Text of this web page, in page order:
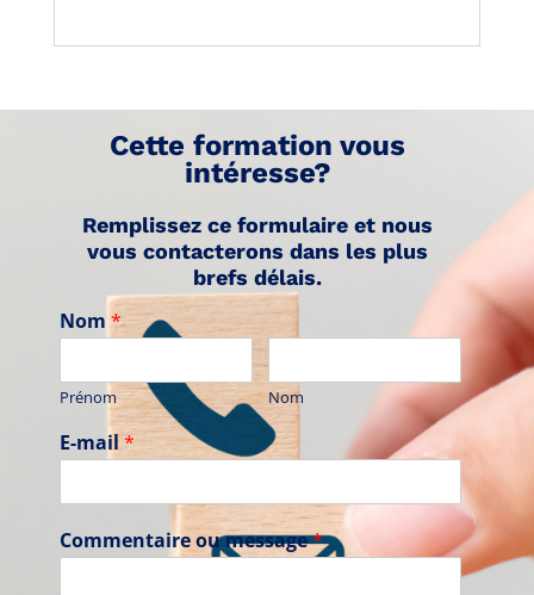
Cette formation vous
intéresse?
Remplissez ce formulaire et nous
vous contacterons dans les plus
brefs délais.
Nom *
Prénom Nom
E-mail*
Commentaire ou message*